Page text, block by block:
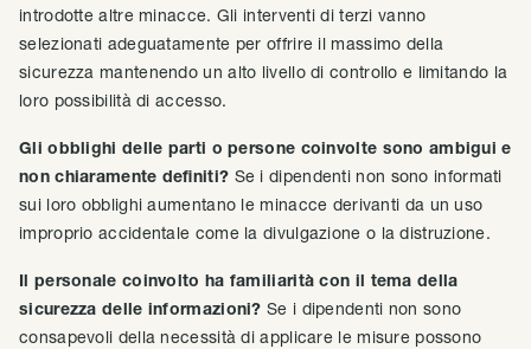
introdotte altre minacce. Gli interventi di terzi vanno
selezionati adeguatamente per offrire il massimo della
sicurezza mantenendo un alto livello di controllo e limitando la
loro possibilità di accesso.
Gli obblighi delle parti o persone coinvolte sono ambigui e
non chiaramente definiti? Se i dipendenti non sono informati
sui loro obblighi aumentano le minacce derivanti da un uso
improprio accidentale come la divulgazione o la distruzione.
Il personale coinvolto ha familiarità con il tema della
sicurezza delle informazioni?Se i dipendenti non sono
consapevoli della necessità di applicare le misure possono